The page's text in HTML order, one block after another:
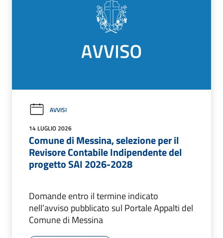
AVVISI
14 LUGLIO 2026
Comune di Messina, selezione per il
Revisore Contabile Indipendente del
progetto SAI 2026-2028
Domande entro il termine indicato
nell’avviso pubblicato sul Portale Appalti del
Comune di Messina